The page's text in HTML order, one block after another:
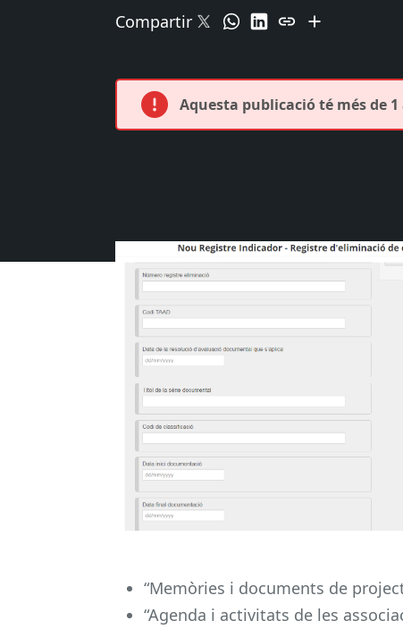
Compartir
Aquesta publicació té més de
“Memòries i documents de
“Agenda i activitats de les